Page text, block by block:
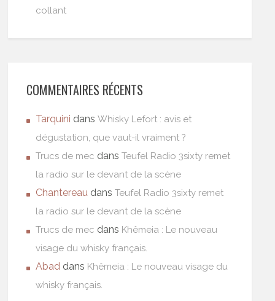
collant
COMMENTAIRES RÉCENTS
Tarquini dansWhisky Lefort : avis et
dégustation, que vaut-il vraiment ?
Trucs de mec dansTeufel Radio 3sixty remet
la radio sur le devant de la scène
Chantereau dansTeufel Radio 3sixty remet
la radio sur le devant de la scène
Trucs de mec dans Khêmeia : Le nouveau
visage du whisky français.
Abad dans Khêmeia : Le nouveau visage du
whisky français.